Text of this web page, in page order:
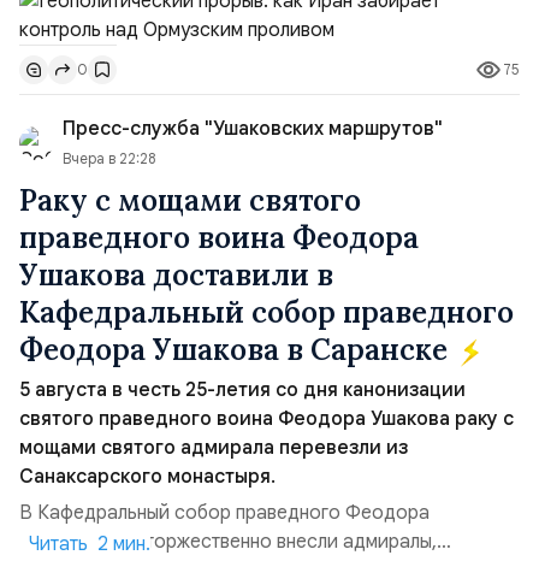
тезисы и последствия этого соглашения:. 1. Новые
доли контроля (75 на 25). Было: Ранее Иран и Оман
контролировали пролив на паритетных началах —
50/50. Стало: Новое соглашение закрепляет за
Ираном...
0 75
Пресс-служба "Ушаковских маршрутов"
Вчера в 22:28
Раку с мощами святого
праведного воина Феодора
Ушакова доставили в
Кафедральный собор праведного
Феодора Ушакова в Саранске
5 августа в честь 25-летия со дня канонизации
святого праведного воина Феодора Ушакова раку с
мощами святого адмирала перевезли из
Санаксарского монастыря.
В Кафедральный собор праведного Феодора
Ушакова раку торжественно внесли адмиралы,
Читать 2 мин.